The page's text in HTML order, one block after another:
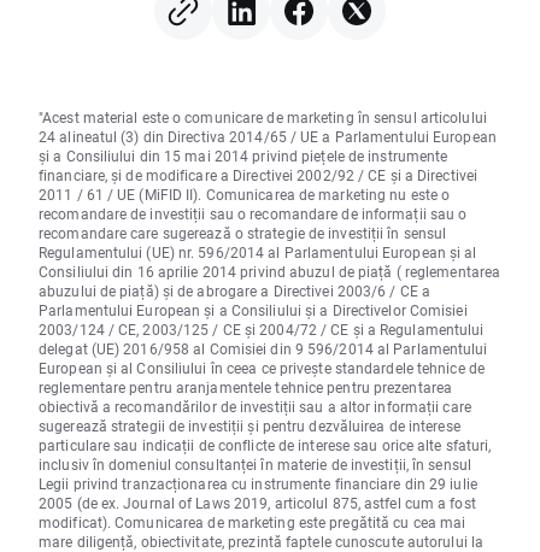
"Acest material este o comunicare de marketing în sensul articolului
24 alineatul (3) din Directiva 2014/65 / UE a Parlamentului European
și a Consiliului din 15 mai 2014 privind piețele de instrumente
financiare, și de modificare a Directivei 2002/92 / CE și a Directivei
2011 / 61 / UE (MiFID II). Comunicarea de marketing nu este o
recomandare de investiții sau o recomandare de informații sau o
recomandare care sugerează o strategie de investiții în sensul
Regulamentului (UE) nr. 596/2014 al Parlamentului European și al
Consiliului din 16 aprilie 2014 privind abuzul de piață ( reglementarea
abuzului de piață) și de abrogare a Directivei 2003/6 / CE a
Parlamentului European și a Consiliului și a Directivelor Comisiei
2003/124 / CE, 2003/125 / CE și 2004/72 / CE și a Regulamentului
delegat (UE) 2016/958 al Comisiei din 9 596/2014 al Parlamentului
European și al Consiliului în ceea ce privește standardele tehnice de
reglementare pentru aranjamentele tehnice pentru prezentarea
obiectivă a recomandărilor de investiții sau a altor informații care
sugerează strategii de investiții și pentru dezvăluirea de interese
particulare sau indicații de conflicte de interese sau orice alte sfaturi,
inclusiv în domeniul consultanței în materie de investiții, în sensul
Legii privind tranzacționarea cu instrumente financiare din 29 iulie
2005 (de ex. Journal of Laws 2019, articolul 875, astfel cum a fost
modificat). Comunicarea de marketing este pregătită cu cea mai
mare diligență, obiectivitate, prezintă faptele cunoscute autorului la